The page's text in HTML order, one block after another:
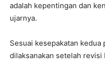
adalah kepentingan dan
ujarnya.
Sesuai kesepakatan
dilaksanakan setelah